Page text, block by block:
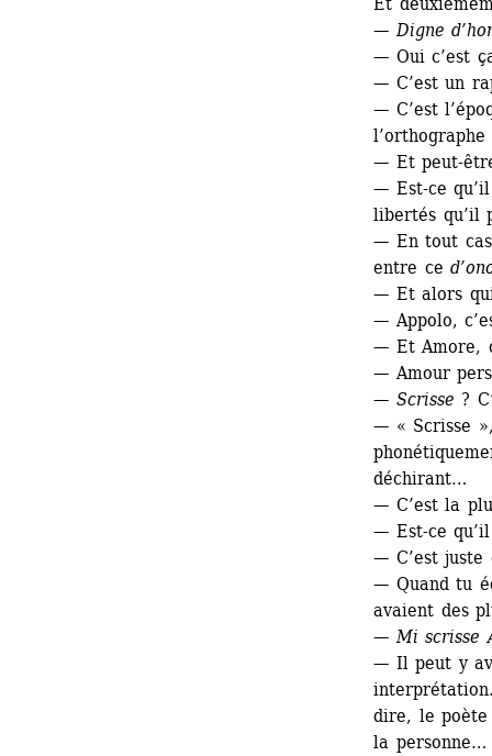
— Digne
— Oui c’est
— C’est un
— C’est
— Et peut-
— Est-ce
libertés qu’il
— En tout
entre ce
— Et alors
— Appolo,
— Et Amore,
— Amour
— Scrisse ?
— « Scrisse
déchirant…
— C’est la
— Est-ce
— C’est juste
— Quand tu
avaient des
— Mi scrisse
— Il peut y
dire, le poète
la personne…